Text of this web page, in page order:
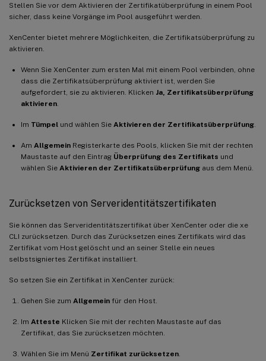
Stellen Sie vor dem Aktivieren der Zertifikatüberprüfung in einem Pool
sicher, dass keine Vorgänge im Pool ausgeführt werden.
XenCenter bietet mehrere Möglichkeiten, die Zertifikatsüberprüfung zu
aktivieren.
Wenn Sie XenCenter zum ersten Mal mit einem Pool verbinden, ohne
dass die Zertifikatsüberprüfung aktiviert ist, werden Sie
aufgefordert, sie zu aktivieren. Klicken Ja, Zertifikatsüberprüfung
aktivieren
Im Tümpel und wählen Sie Aktivieren der Zertifikatsüberprüfung
Am Allgemein Registerkarte des Pools, klicken Sie mit der rechten
Maustaste auf den Eintrag Überprüfung des Zertifikats und
wählen Sie Aktivieren der Zertifikatsüberprüfung aus dem Menü.
Zurücksetzen von Serveridentitätszertifikaten
Sie können das Serveridentitätszertifikat über XenCenter oder die xe
CLI zurücksetzen. Durch das Zurücksetzen eines Zertifikats wird das
Zertifikat vom Host gelöscht und an seiner Stelle ein neues
selbstsigniertes Zertifikat installiert.
So setzen Sie ein Zertifikat in XenCenter zurück:
Gehen Sie zum Allgemein für den Host.
Im Atteste Klicken Sie mit der rechten Maustaste auf das
Zertifikat, das Sie zurücksetzen möchten.
Wählen Sie im Menü Zertifikat zurücksetzen